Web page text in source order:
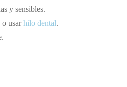
y sensibles.
o usarhilo dental.